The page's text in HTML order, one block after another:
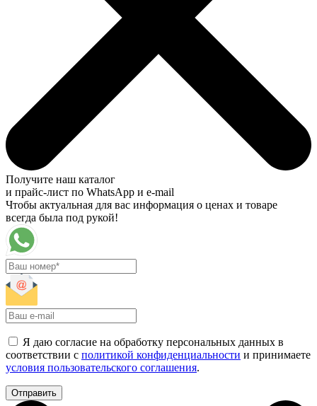
Получите наш каталог
и прайс-лист по WhatsApp и e-mail
Чтобы актуальная для вас информация о ценах и товаре
всегда была под рукой!
Я даю согласие на обработку персональных данных в
соответствии с политикой конфиденциальности и принимаете
условия пользовательского соглашения.